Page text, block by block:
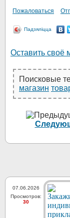
Пожаловаться
Падзяліцца
Оставить своё
Поисковые
магазин
07.06.2026
Просмотров:
30